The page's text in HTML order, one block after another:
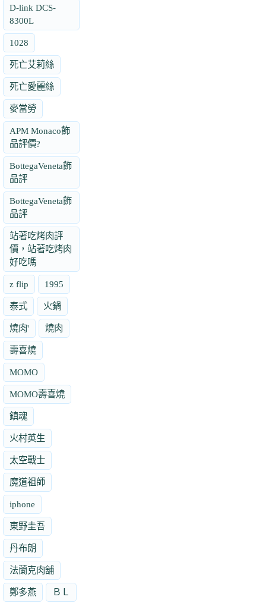
D-link DCS-
8300L
1028
死亡艾莉絲
死亡愛麗絲
麥當勞
APM Monaco飾
品評價?
BottegaVeneta飾
品評
BottegaVeneta飾
品評
站著吃烤肉評
價，站著吃烤肉
好吃嗎
z flip 1995
泰式 火鍋
燒肉' 燒肉
壽喜燒
MOMO
MOMO壽喜燒
鎮魂
火村英生
太空戰士
魔道祖師
iphone
東野圭吾
丹布朗
法蘭克肉舖
鄭多燕 ＢＬ